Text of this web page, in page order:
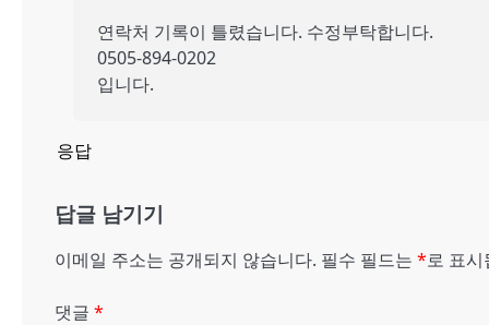
연락처 기록이 틀렸습니다. 수정부탁합니다.
0505-894-0202
입니다.
응답
답글 남기기
이메일 주소는 공개되지 않습니다. 필수 필드는 *로 표
댓글 *